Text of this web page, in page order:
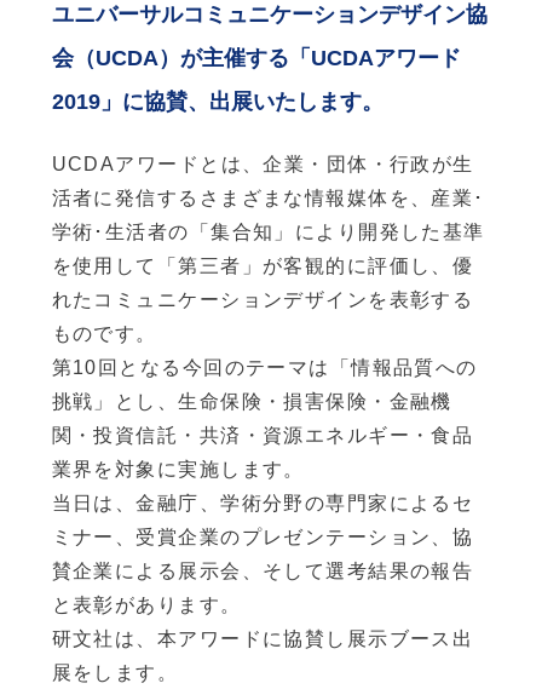
ユニバーサルコミュニケーションデザイン協
会（UCDA）が主催する「UCDAアワード
2019」に協賛、出展いたします。
UCDAアワードとは、企業・団体・行政が生
活者に発信するさまざまな情報媒体を、産業･
学術･生活者の「集合知」により開発した基準
を使用して「第三者」が客観的に評価し、優
れたコミュニケーションデザインを表彰する
ものです。
第10回となる今回のテーマは「情報品質への
挑戦」とし、生命保険・損害保険・金融機
関・投資信託・共済・資源エネルギー・食品
業界を対象に実施します。
当日は、金融庁、学術分野の専門家によるセ
ミナー、受賞企業のプレゼンテーション、協
賛企業による展示会、そして選考結果の報告
と表彰があります。
研文社は、本アワードに協賛し展示ブース出
展をします。